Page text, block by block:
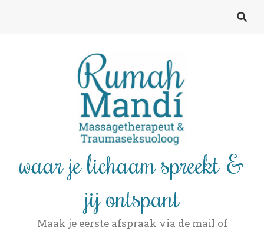
waar je lichaam spreekt &
jij ontspant
Maak je eerste afspraak via de mail of